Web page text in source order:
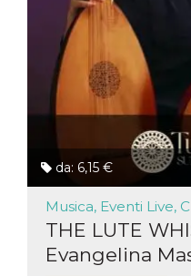
da: 6,15 €
Musica, Eventi Live,
THE LUTE
Evangelina